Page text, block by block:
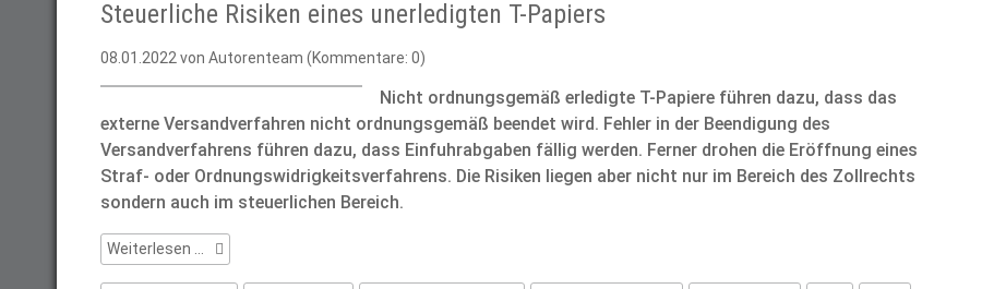
Steuerliche Risiken eines unerledigten T-Papiers
08.01.2022 von Autorenteam (Kommentare: 0)
Nicht ordnungsgemäß erledigte T-Papiere führen dazu, dass das
externe Versandverfahren nicht ordnungsgemäß beendet wird. Fehler in der Beendigung des
Versandverfahrens führen dazu, dass Einfuhrabgaben fällig werden. Ferner drohen die Eröffnung eines
Straf- oder Ordnungswidrigkeitsverfahrens. Die Risiken liegen aber nicht nur im Bereich des Zollrechts
sondern auch im steuerlichen Bereich.
Weiterlesen …
Steuerliche
Risiken